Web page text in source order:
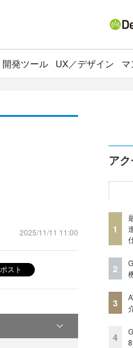
開発ツール UX／デザイン
2025/11/11 11:00
ポスト
ア
1
2
3
4